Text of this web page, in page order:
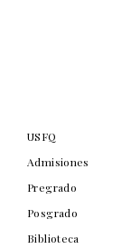
USFQ
Admisiones
Pregrado
Posgrado
Biblioteca